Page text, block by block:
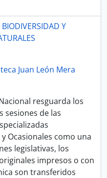
Y
Juan León Mera
resguarda los
sesiones de las
Ocasionales como una
legislativas, los
impresos o con
son transferidos